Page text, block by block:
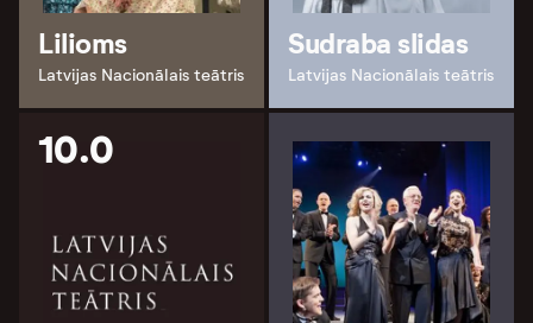
Lilioms
Latvijas Nacionālais teātris
Sudraba slidas
Latvijas Nacionālais teātris
10.0